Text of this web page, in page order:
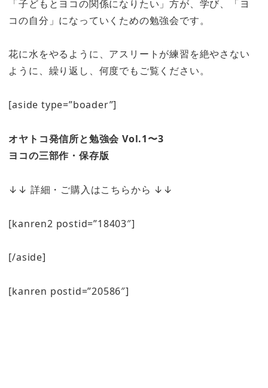
「子どもとヨコの関係になりたい」方が、学び、「ヨ
コの自分」になっていくための勉強会です。
花に水をやるように、アスリートが練習を絶やさない
ように、繰り返し、何度でもご覧ください。
[aside type=”boader”]
オヤトコ発信所と勉強会 Vol.1〜3
ヨコの三部作・保存版
↓↓ 詳細・ご購入はこちらから ↓↓
[kanren2 postid=”18403″]
[/aside]
[kanren postid=”20586″]